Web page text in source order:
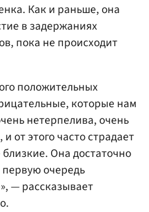
Как и раньше, она
в задержаниях
пока не происходит
положительных
которые нам
нетерпелива, очень
от этого часто страдает
Она достаточно
очередь
— рассказывает